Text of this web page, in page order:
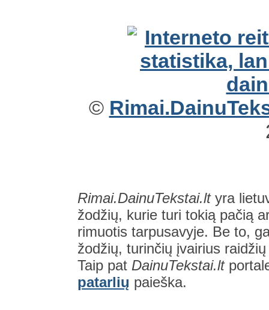
©
Rimai.DainuTekstai.ltyra
žodžių, kurie turi tokią pačią
rimuotis tarpusavyje. Be to,
žodžių, turinčių įvairius
Taip pat DainuTekstai.lt
patarlių paieška.